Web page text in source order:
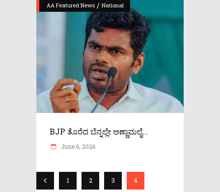
AA Featured News / National
BJP ತೊರೆದ ಬೆನ್ನಲ್ಲೇ ಅಣ್ಣಾಮಲೈ...
June 6, 2026
1 2 3 4